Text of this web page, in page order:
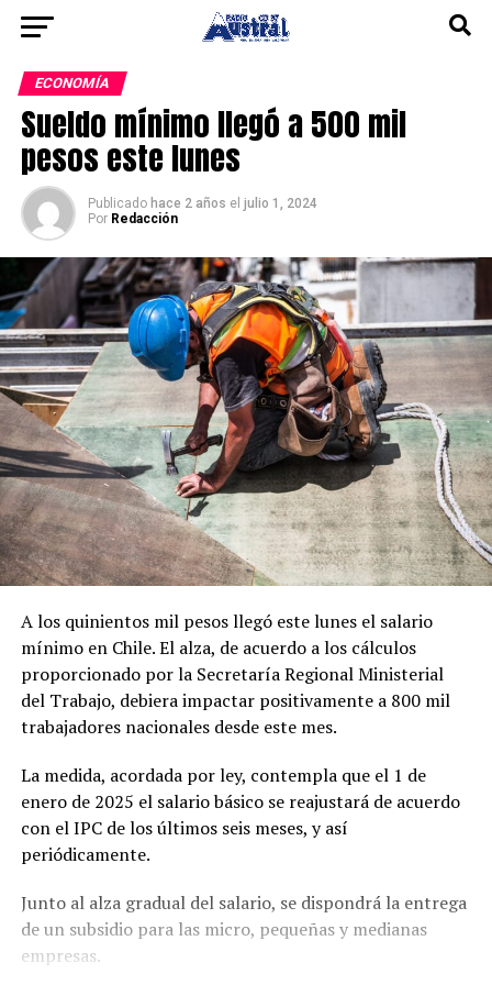
ECONOMÍA
Sueldo mínimo llegó a 500 mil
pesos este lunes
Publicado hace 2 años el julio 1, 2024
Por Redacción
A los quinientos mil pesos llegó este lunes el salario
mínimo en Chile. El alza, de acuerdo a los cálculos
proporcionado por la Secretaría Regional Ministerial
del Trabajo, debiera impactar positivamente a 800 mil
trabajadores nacionales desde este mes.
La medida, acordada por ley, contempla que el 1 de
enero de 2025 el salario básico se reajustará de acuerdo
con el IPC de los últimos seis meses, y así
periódicamente.
Junto al alza gradual del salario, se dispondrá la entrega
de un subsidio para las micro, pequeñas y medianas
empresas.